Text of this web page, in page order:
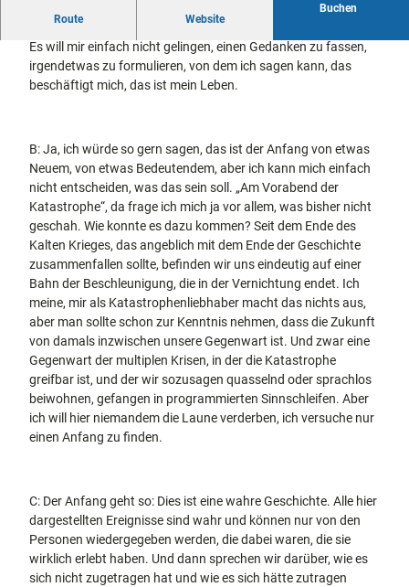
Musee
n,
Galeri
rausst
ellung
en
Street
Art
Theat
er und
Bühne
nkunst
Gärten
fahren in
Kassel
Wandern
Stadtführungen
Kassel
mit
Kindern
und
Shopping
Unterkünfte
Ausflugsziele
in der Region
Häufig
gestellte
Fragen
9
8
2
6
1
p
g
Route Website
Buchen
A: Ich weiß einfach nicht, wie ich anfangen soll. Versteht ihr?
Es will mir einfach nicht gelingen, einen Gedanken zu fassen,
irgendetwas zu formulieren, von dem ich sagen kann, das
beschäftigt mich, das ist mein Leben.
B: Ja, ich würde so gern sagen, das ist der Anfang von etwas
Neuem, von etwas Bedeutendem, aber ich kann mich einfach
nicht entscheiden, was das sein soll. „Am Vorabend der
Katastrophe“, da frage ich mich ja vor allem, was bisher nicht
geschah. Wie konnte es dazu kommen? Seit dem Ende des
Kalten Krieges, das angeblich mit dem Ende der Geschichte
zusammenfallen sollte, befinden wir uns eindeutig auf einer
Bahn der Beschleunigung, die in der Vernichtung endet. Ich
meine, mir als Katastrophenliebhaber macht das nichts aus,
aber man sollte schon zur Kenntnis nehmen, dass die Zukunft
von damals inzwischen unsere Gegenwart ist. Und zwar eine
Gegenwart der multiplen Krisen, in der die Katastrophe
greifbar ist, und der wir sozusagen quasselnd oder sprachlos
beiwohnen, gefangen in programmierten Sinnschleifen. Aber
ich will hier niemandem die Laune verderben, ich versuche nur
einen Anfang zu finden.
C: Der Anfang geht so: Dies ist eine wahre Geschichte. Alle hier
dargestellten Ereignisse sind wahr und können nur von den
Personen wiedergegeben werden, die dabei waren, die sie
wirklich erlebt haben. Und dann sprechen wir darüber, wie es
sich nicht zugetragen hat und wie es sich hätte zutragen